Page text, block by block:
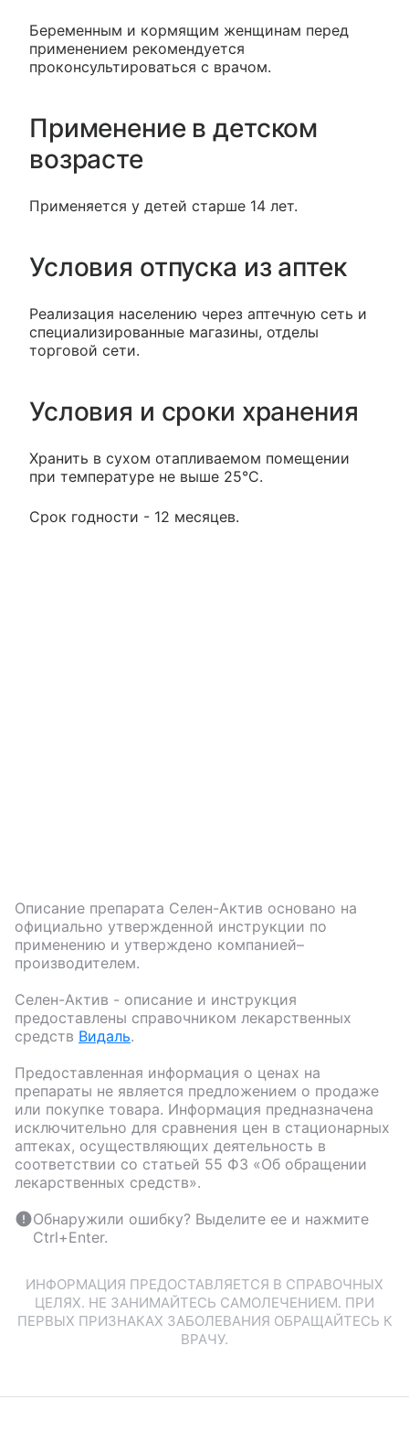
Беременным и кормящим женщинам перед
применением рекомендуется
проконсультироваться с врачом.
Применение в детском
возрасте
Применяется у детей старше 14 лет.
Условия отпуска из аптек
Реализация населению через аптечную сеть и
специализированные магазины, отделы
торговой сети.
Условия и сроки хранения
Хранить в сухом отапливаемом помещении
при температуре не выше 25°С.
Срок годности - 12 месяцев.
Описание препарата Селен-Актив основано на
официально утвержденной инструкции по
применению и утверждено компанией–
производителем.
Селен-Актив - описание и инструкция
предоставлены справочником лекарственных
средств Видаль.
Предоставленная информация о ценах на
препараты не является предложением о продаже
или покупке товара. Информация предназначена
исключительно для сравнения цен в стационарных
аптеках, осуществляющих деятельность в
соответствии со статьей 55 ФЗ «Об обращении
лекарственных средств».
Обнаружили ошибку? Выделите ее и нажмите
Ctrl+Enter.
ИНФОРМАЦИЯ ПРЕДОСТАВЛЯЕТСЯ В СПРАВОЧНЫХ
ЦЕЛЯХ. НЕ ЗАНИМАЙТЕСЬ САМОЛЕЧЕНИЕМ. ПРИ
ПЕРВЫХ ПРИЗНАКАХ ЗАБОЛЕВАНИЯ ОБРАЩАЙТЕСЬ К
ВРАЧУ.